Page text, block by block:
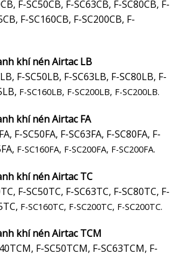
F-SC50CB, F-SC63CB, F-SC80CB, F-
F-SC160CB, F-SC200CB, F-
khí nén Airtac LB
F-SC50LB, F-SC63LB, F-SC80LB, F-
F-SC160LB, F-SC200LB, F-SC200LB.
khí nén Airtac FA
F-SC50FA, F-SC63FA, F-SC80FA, F-
F-SC160FA, F-SC200FA, F-SC200FA.
khí nén Airtac TC
F-SC50TC, F-SC63TC, F-SC80TC, F-
F-SC160TC, F-SC200TC, F-SC200TC.
khí nén Airtac TCM
F-SC50TCM, F-SC63TCM, F-